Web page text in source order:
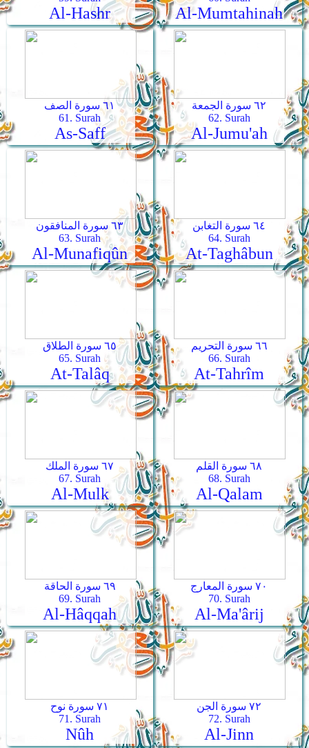
Al-Hashr Al-Mumtahinah
٦١ سورة الصف
61. Surah
As-Saff
٦٢ سورة الجمعة
62. Surah
Al-Jumu'ah
٦٣ سورة المنافقون
63. Surah
Al-Munafiqûn
٦٤ سورة التغابن
64. Surah
At-Taghâbun
٦٥ سورة الطلاق
65. Surah
At-Talâq
٦٦ سورة التحريم
66. Surah
At-Tahrîm
٦٧ سورة الملك
67. Surah
Al-Mulk
٦٨ سورة القلم
68. Surah
Al-Qalam
٦٩ سورة الحاقة
69. Surah
Al-Hâqqah
٧٠ سورة المعارج
70. Surah
Al-Ma'ârij
٧١ سورة نوح
71. Surah
Nûh
٧٢ سورة الجن
72. Surah
Al-Jinn